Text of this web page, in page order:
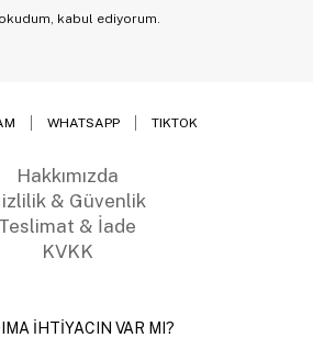
kabul ediyorum.
WHATSAPP TIKTOK
Hakkımızda
& Güvenlik
Teslimat & İade
KVKK
İHTİYACIN VAR MI?